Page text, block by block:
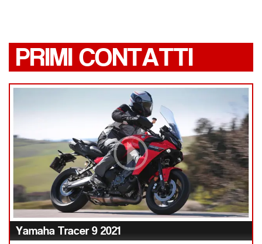
PRIMI CONTATTI
Yamaha Tracer 9 2021